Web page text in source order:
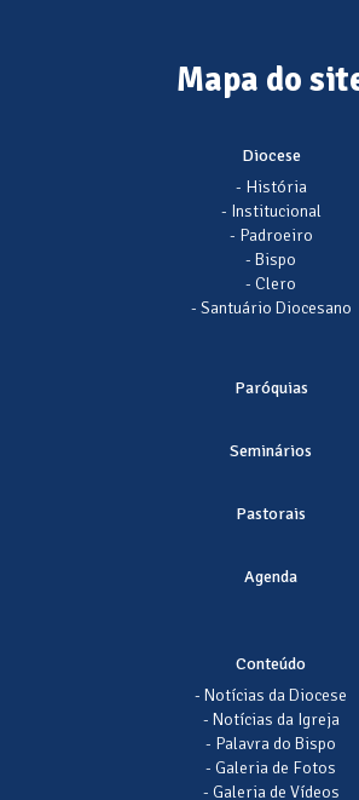
Mapa do
Diocese
- História
- Institucional
- Padroeiro
- Bispo
- Clero
- Santuário Diocesano
Paróquias
Seminários
Pastorais
Agenda
Conteúdo
- Notícias da Diocese
- Notícias da Igreja
- Palavra do Bispo
- Galeria de Fotos
- Galeria de Vídeos